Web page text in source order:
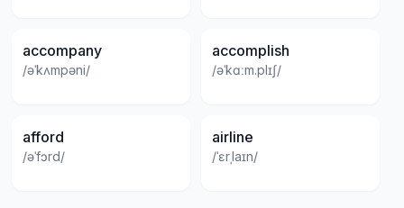
accompany
/əˈkʌmpəni/
accomplish
/əˈkɑːm.plɪʃ/
afford
/əˈfɔrd/
airline
/ˈɛrˌlaɪn/